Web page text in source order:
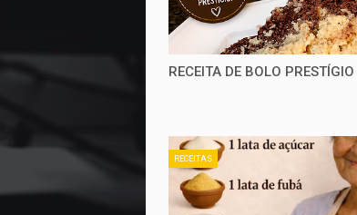
RECEITA DE BOLO PRESTÍGIO
RECEITAS